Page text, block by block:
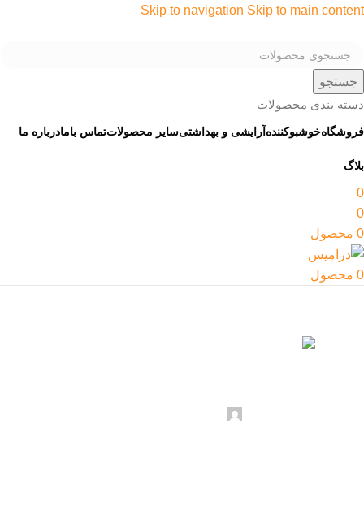
Skip to navigation Skip to main content
جستجو
دسته بندی محصولات
فروشگاهخوشبوکنندهآرایشی و بهداشتیسایر محصولاتتماس بامادرباره ما
بلاگ
0
0
0 محصول
0 محصول
خوشبوکننده